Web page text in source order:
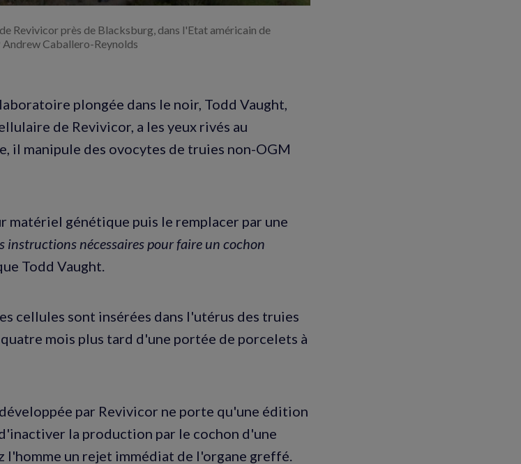
Revivicor près de Blacksburg, dans l'Etat américain de
Caballero-Reynolds
plongée dans le noir, Todd Vaught,
de Revivicor, a les yeux rivés au
il manipule des ovocytes de truies non-OGM
génétique puis le remplacer par une
instructions nécessaires pour faire un cochon
Todd Vaught.
cellules sont insérées dans l'utérus des truies
mois plus tard d'une portée de porcelets à
par Revivicor ne porte qu'une édition
la production par le cochon d'une
l'homme un rejet immédiat de l'organe greffé.